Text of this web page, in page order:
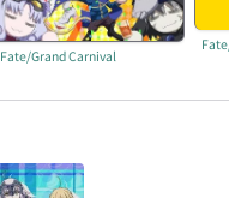
Fate/Grand Carnival